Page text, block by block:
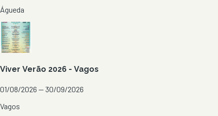
Águeda
Viver Verão 2026 - Vagos
01/08/2026 — 30/09/2026
Vagos